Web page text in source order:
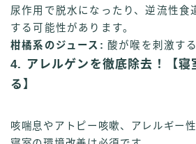
尿作用で脱水になったり、逆流性食
する可能性があります。
柑橘系のジュース: 酸が喉を刺激す
4. アレルゲンを徹底除去！【寝
る】
咳喘息やアトピー咳嗽、アレルギー